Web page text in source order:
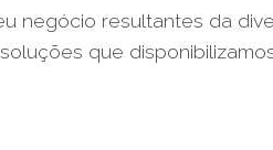
negócio resultantes da
que